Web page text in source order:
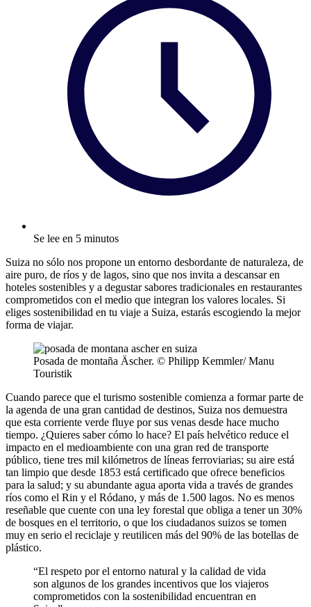
Se lee en 5 minutos
Suiza no sólo nos propone un entorno desbordante de naturaleza, de
aire puro, de ríos y de lagos, sino que nos invita a descansar en
hoteles sostenibles y a degustar sabores tradicionales en restaurantes
comprometidos con el medio que integran los valores locales. Si
eliges sostenibilidad en tu viaje a Suiza, estarás escogiendo la mejor
forma de viajar.
Posada de montaña Äscher. © Philipp Kemmler/ Manu
Touristik
Cuando parece que el turismo sostenible comienza a formar parte de
la agenda de una gran cantidad de destinos, Suiza nos demuestra
que esta corriente verde fluye por sus venas desde hace mucho
tiempo. ¿Quieres saber cómo lo hace? El país helvético reduce el
impacto en el medioambiente con una gran red de transporte
público, tiene tres mil kilómetros de líneas ferroviarias; su aire está
tan limpio que desde 1853 está certificado que ofrece beneficios
para la salud; y su abundante agua aporta vida a través de grandes
ríos como el Rin y el Ródano, y más de 1.500 lagos. No es menos
reseñable que cuente con una ley forestal que obliga a tener un 30%
de bosques en el territorio, o que los ciudadanos suizos se tomen
muy en serio el reciclaje y reutilicen más del 90% de las botellas de
plástico.
“El respeto por el entorno natural y la calidad de vida
son algunos de los grandes incentivos que los viajeros
comprometidos con la sostenibilidad encuentran en